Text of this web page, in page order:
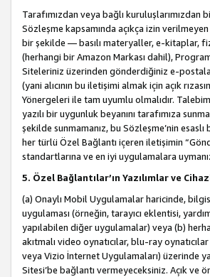
Tarafımızdan veya bağlı kuruluşlarımızdan
Sözleşme kapsamında açıkça izin
bir şekilde — basılı materyaller, e-kitaplar,
(herhangi bir Amazon Markası dahil),
Siteleriniz üzerinden gönderdiğiniz e-
(yani alıcının bu iletişimi almak için açık
Yönergeleri ile tam uyumlu olmalıdır.
yazılı bir uygunluk beyanını tarafımıza
şekilde sunmamanız, bu Sözleşme’nin
her türlü Özel Bağlantı içeren iletişimin
standartlarına ve en iyi uygulamalara
5. Özel Bağlantılar’ın Yazılımlar ve
(a) Onaylı Mobil Uygulamalar haricinde,
uygulaması (örneğin, tarayıcı eklentisi,
yapılabilen diğer uygulamalar) veya (b)
akıtmalı video oynatıcılar, blu-ray
veya Vizio İnternet Uygulamaları) üzerinde
Sitesi’be bağlantı vermeyeceksiniz. Açık ve